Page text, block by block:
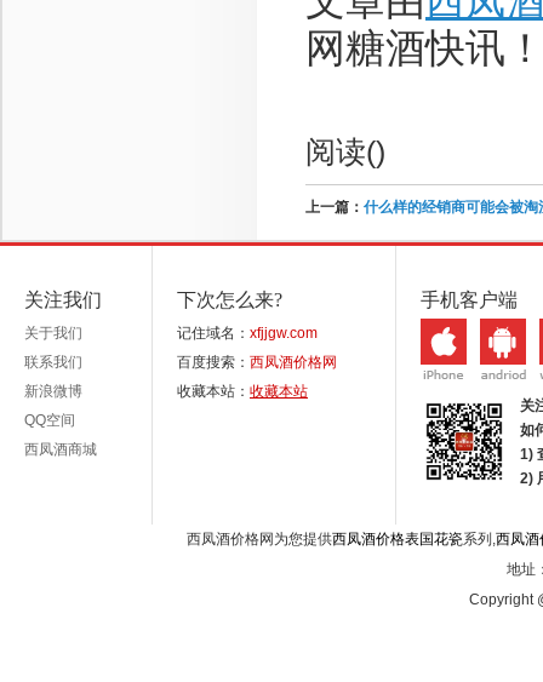
网糖酒快讯
阅读()
上一篇： 什么样的经销商可能会被淘
关注我们
关于我们
联系我们
新浪微博
QQ空间
西凤酒商城
下次怎么来?
记住域名： xfjjgw.com
百度搜索： 西凤酒价格网
收藏本站： 收藏本站
手机客户端
关
如
1)
2)
西凤酒价格网为您提供西凤酒价格表国花瓷系列,西凤酒
地址
Copyright